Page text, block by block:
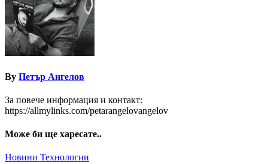
By Петър Ангелов
За повече информация и контакт:
https://allmylinks.com/petarangelovangelov
Може би ще харесате..
Новини Технологии